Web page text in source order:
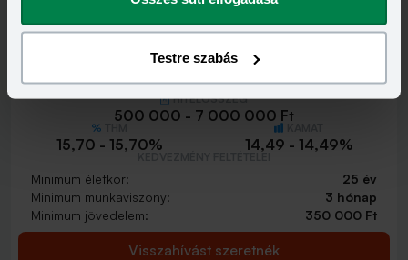
Testre szabás
HITELÖSSZEG
500 000 - 7 000 000 Ft
15,70 - 15,70% 14,49 - 14,49%
Minimum életkor:
25 év
Minimum munkaviszony:
3 hónap
Minimum jövedelem:
350 000 Ft
Visszahívást szeretnék